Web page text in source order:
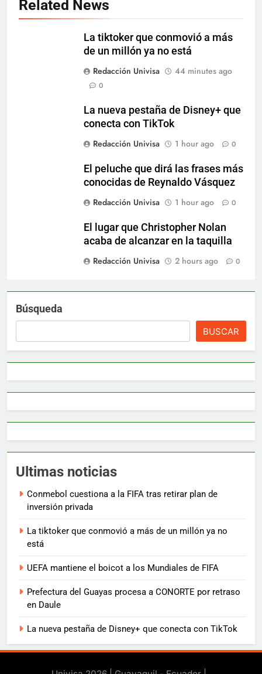
Related News
La tiktoker que conmovió a más
de un millón ya no está
Redacción Univisa
44 minutes ago
0
La nueva pestaña de Disney+ que
conecta con TikTok
Redacción Univisa
1 hour ago 0
El peluche que dirá las frases más
conocidas de Reynaldo Vásquez
Redacción Univisa
1 hour ago 0
El lugar que Christopher Nolan
acaba de alcanzar en la taquilla
Redacción Univisa
2 hours ago 0
Búsqueda
BUSCAR
Ultimas noticias
Conmebol cuestiona a la FIFA tras retirar plan de
inversión privada
La tiktoker que conmovió a más de un millón ya no
está
UEFA mantiene el boicot a los Mundiales de FIFA
Prefectura del Guayas procesa a CONORTE por retraso
en Daule
La nueva pestaña de Disney+ que conecta con TikTok